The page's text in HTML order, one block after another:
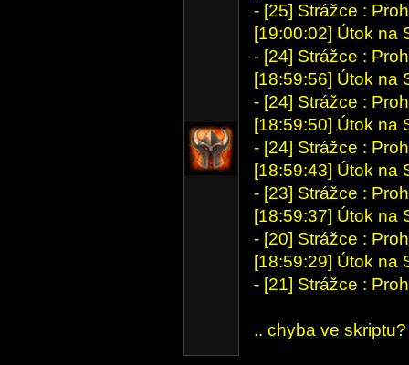
- [25] Strážce :
[19:00:02] Útok na
- [24] Strážce :
[18:59:56] Útok na
- [24] Strážce :
[18:59:50] Útok na
- [24] Strážce :
[18:59:43] Útok na
- [23] Strážce :
[18:59:37] Útok na
- [20] Strážce :
[18:59:29] Útok na
- [21] Strážce :
.. chyba ve